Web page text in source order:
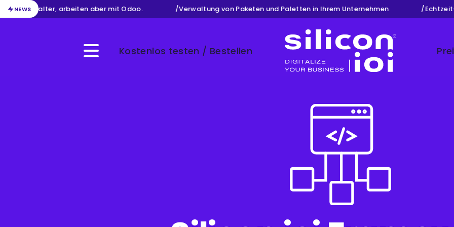
NEWS
Buchhalter, arbeiten aber mit Odoo. Verwaltung von Paketen und Paletten in Ihrem Unternehmen Echtzeit-
Menu Kostenlos testen / Bestellen